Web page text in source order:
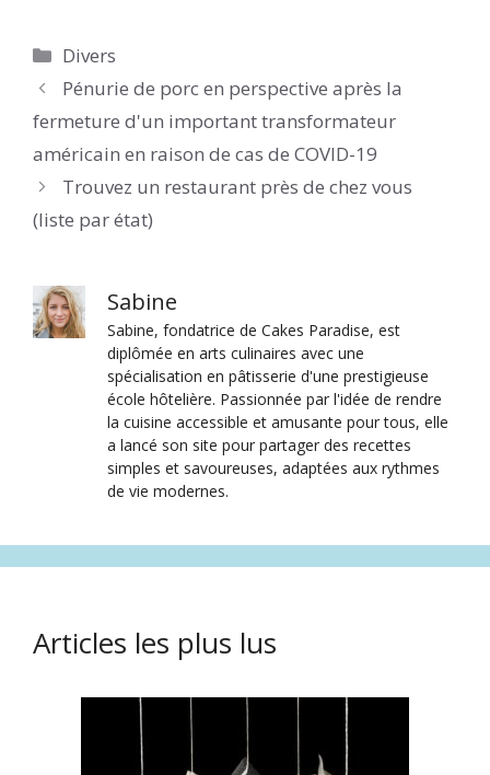
Catégories
Divers
Pénurie de porc en perspective après la
fermeture d'un important transformateur
américain en raison de cas de COVID-19
Trouvez un restaurant près de chez vous
(liste par état)
Sabine
Sabine, fondatrice de Cakes Paradise, est
diplômée en arts culinaires avec une
spécialisation en pâtisserie d'une prestigieuse
école hôtelière. Passionnée par l'idée de rendre
la cuisine accessible et amusante pour tous, elle
a lancé son site pour partager des recettes
simples et savoureuses, adaptées aux rythmes
de vie modernes.
Articles les plus lus